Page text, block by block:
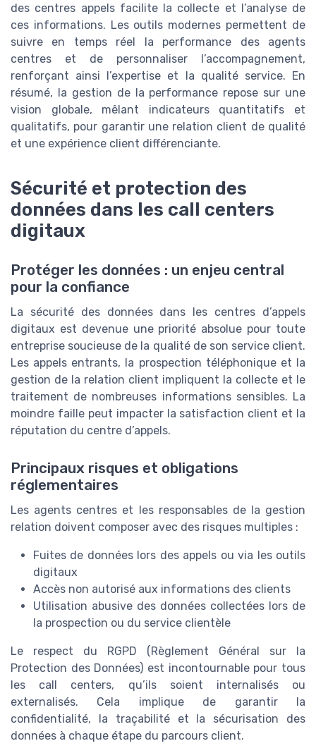
des centres appels facilite la collecte et l’analyse de
ces informations. Les outils modernes permettent de
suivre en temps réel la performance des agents
centres et de personnaliser l’accompagnement,
renforçant ainsi l’expertise et la qualité service. En
résumé, la gestion de la performance repose sur une
vision globale, mêlant indicateurs quantitatifs et
qualitatifs, pour garantir une relation client de qualité
et une expérience client différenciante.
Sécurité et protection des
données dans les call centers
digitaux
Protéger les données : un enjeu central
pour la confiance
La sécurité des données dans les centres d’appels
digitaux est devenue une priorité absolue pour toute
entreprise soucieuse de la qualité de son service client.
Les appels entrants, la prospection téléphonique et la
gestion de la relation client impliquent la collecte et le
traitement de nombreuses informations sensibles. La
moindre faille peut impacter la satisfaction client et la
réputation du centre d’appels.
Principaux risques et obligations
réglementaires
Les agents centres et les responsables de la gestion
relation doivent composer avec des risques multiples :
Fuites de données lors des appels ou via les outils
digitaux
Accès non autorisé aux informations des clients
Utilisation abusive des données collectées lors de
la prospection ou du service clientèle
Le respect du RGPD (Règlement Général sur la
Protection des Données) est incontournable pour tous
les call centers, qu’ils soient internalisés ou
externalisés. Cela implique de garantir la
confidentialité, la traçabilité et la sécurisation des
données à chaque étape du parcours client.